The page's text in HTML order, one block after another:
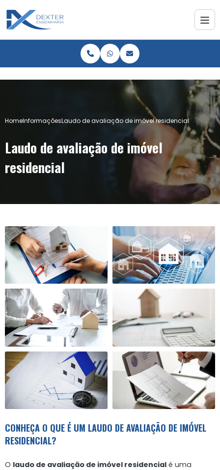
HomeInformaçõesLaudo de avaliação de imóvel residencial
Laudo de avaliação de imóvel
residencial
CONHEÇA O QUE É UM LAUDO DE AVALIAÇÃO DE IMÓVEL
RESIDENCIAL?
O laudo de avaliação de imóvel residencial é uma